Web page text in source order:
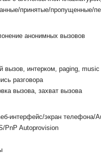
принятые/пропущенные/
анонимных вызовов
вызов, интерком, paging,
разговора
вызова, захват вызова
интерфейс/экран телефона/
PnP Autoprovision